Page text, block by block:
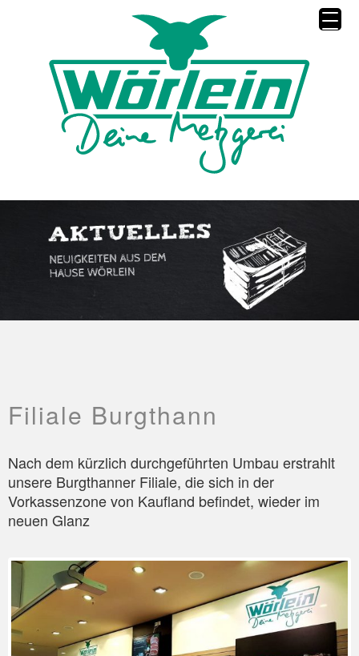
Filiale Burgthann
Nach dem kürzlich durchgeführten Umbau erstrahlt
unsere Burgthanner Filiale, die sich in der
Vorkassenzone von Kaufland befindet, wieder im
neuen Glanz